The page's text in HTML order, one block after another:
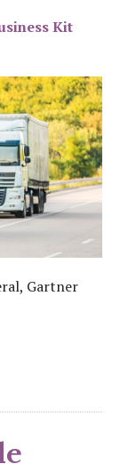
Kit
Gartner